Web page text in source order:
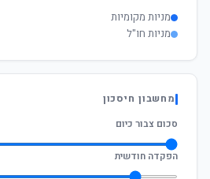
מניות מקומיות
מניות חו"ל
מחשבון חיסכון
סכום צבור כיום
הפקדה חודשית